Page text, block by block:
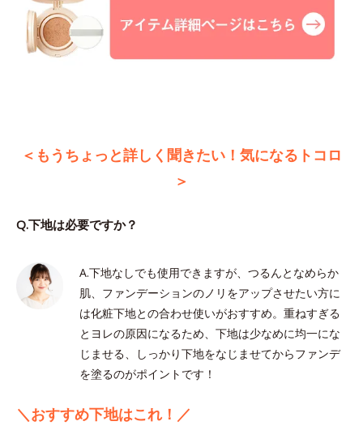
＜もうちょっと詳しく聞きたい！気になるトコロ
＞
Q.下地は必要ですか？
A.下地なしでも使用できますが、つるんとなめらか
肌、ファンデーションのノリをアップさせたい方に
は化粧下地との合わせ使いがおすすめ。重ねすぎる
とヨレの原因になるため、下地は少なめに均一にな
じませる、しっかり下地をなじませてからファンデ
を塗るのがポイントです！
＼おすすめ下地はこれ！／